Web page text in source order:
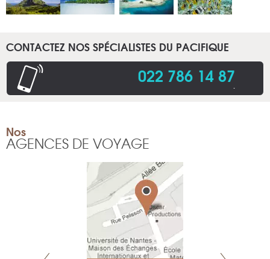
CONTACTEZ NOS SPÉCIALISTES DU PACIFIQUE
022 786 14 87.
Nos
AGENCES DE VOYAGE